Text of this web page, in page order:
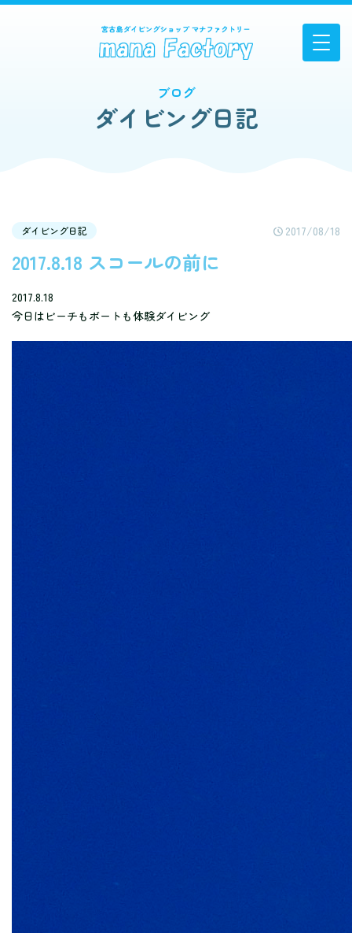
ブログ
ダイビング日記
ダイビング日記 2017/08/18
2017.8.18 スコールの前に
2017.8.18
今日はビーチもボートも体験ダイビング